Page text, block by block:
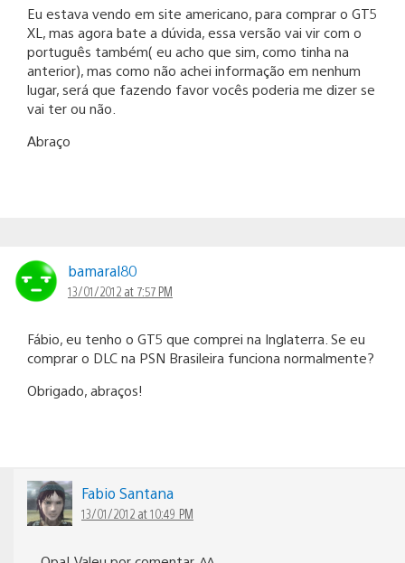
Eu estava vendo em site americano, para comprar o GT5
XL, mas agora bate a dúvida, essa versão vai vir com o
português também( eu acho que sim, como tinha na
anterior), mas como não achei informação em nenhum
lugar, será que fazendo favor vocês poderia me dizer se
vai ter ou não.
Abraço
bamaral80
13/01/2012 at 7:57 PM
Fábio, eu tenho o GT5 que comprei na Inglaterra. Se eu
comprar o DLC na PSN Brasileira funciona normalmente?
Obrigado, abraços!
Fabio Santana
13/01/2012 at 10:49 PM